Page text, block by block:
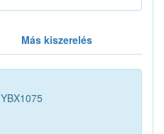
Más kiszerelés
YBX1075